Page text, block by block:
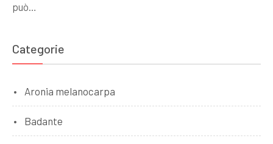
può…
Categorie
Aronia melanocarpa
Badante